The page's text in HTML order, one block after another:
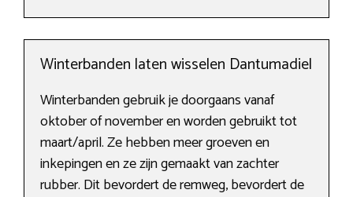
Winterbanden laten wisselen Dantumadiel
Winterbanden gebruik je doorgaans vanaf
oktober of november en worden gebruikt tot
maart/april. Ze hebben meer groeven en
inkepingen en ze zijn gemaakt van zachter
rubber. Dit bevordert de remweg, bevordert de